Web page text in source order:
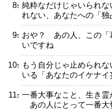
・純粋なだけじゃいられ
れない、あなたへの「独
・おや？ あの人、この「
いですね
・もう自分じゃ止められ
いる「あなたのイケナイ
・一番大事なこと、生き霊
あの人にとって一番大